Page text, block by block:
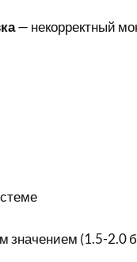
— некорректный
значением (1.5-2.0